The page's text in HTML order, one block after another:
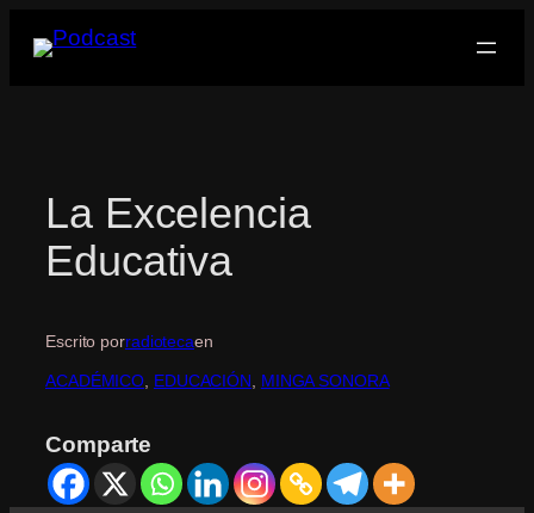
La Excelencia
Educativa
Escrito porradiotecaen
ACADÉMICO EDUCACIÓN MINGA SONORA
Comparte